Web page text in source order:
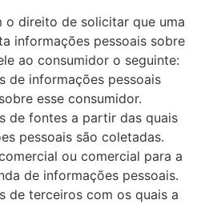
o direito de solicitar que uma
informações pessoais sobre
ao consumidor o seguinte:
de informações pessoais
esse consumidor.
de fontes a partir das quais
pessoais são coletadas.
ou comercial para a
de informações pessoais.
de terceiros com os quais a